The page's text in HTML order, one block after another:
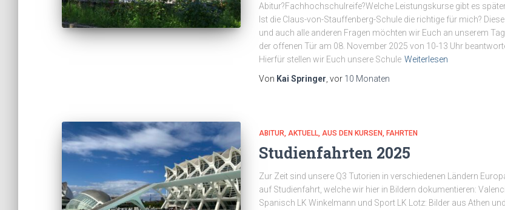
Abitur?Fachhochschulreife?Welche Leistungskurse gibt es
Ist die Claus-von-Stauffenberg-Schule die richtige für mich? Diese
und auch alle anderen Fragen möchten wir Euch an unserem Tag
der offenen Tür am 08. November 2025 von 10-13 Uhr
Hierfür stellen wir Euch unsere Schule Weiterlesen
Von Kai Springer , vor 10 Monaten
ABITUR AKTUELL AUS DEN KURSEN FAHRTEN
Studienfahrten 2025
Zur Zeit sind unsere Q3 Tutorien in verschiedenen Ländern
auf Studienfahrt, welche wir hier in Bildern dokumentieren:
Spanisch LK Winkelmann und Sport LK Lotz: Bilder aus Athen und